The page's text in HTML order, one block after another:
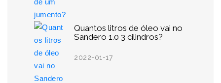
Quantos litros de óleo vai no
Sandero 1.0 3 cilindros?
2022-01-17